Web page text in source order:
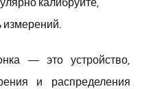
калибруйте,
измерений.
— это устройство,
и распределения